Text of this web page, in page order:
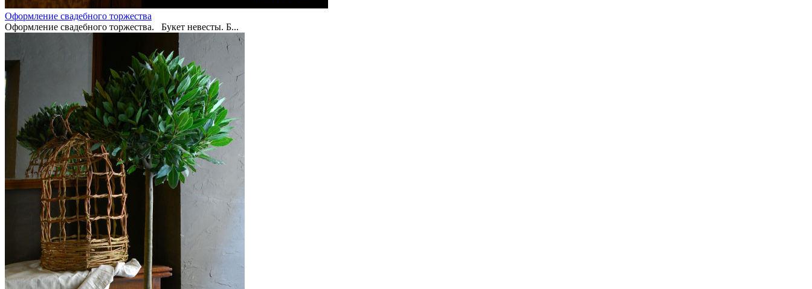
Оформление свадебного торжества
Оформление свадебного торжества. Букет невесты. Б...